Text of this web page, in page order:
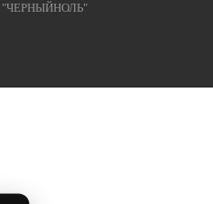
"ЧЕРНЫЙНОЛЬ"